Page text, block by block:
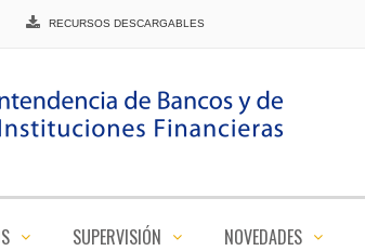
RECURSOS DESCARGABLES
SUPERVISIÓN NOVEDADES